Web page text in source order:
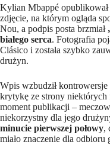
Kylian Mbappé
zdjęcie, na którym ogląda
Nou, a podpis posta brzmiał
białego serca. Fotografia
Clásico i została szybko
drużyn.
Wpis wzbudził
krytykę ze strony
moment publikacji –
niekorzystny dla jego
minucie pierwszej połowy,
miało znaczenie dla odbioru